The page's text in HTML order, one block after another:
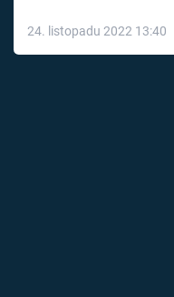
24. listopadu 2022 13:40